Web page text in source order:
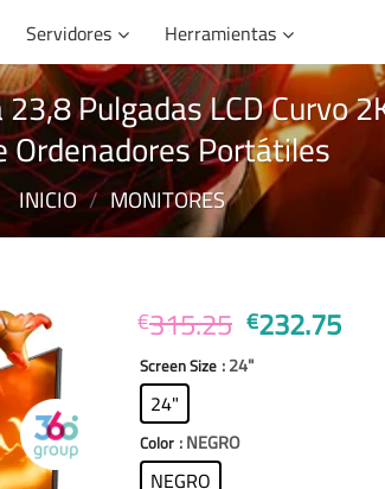
Servidores
Herramientas
Pulgadas LCD Curvo
Ordenadores Portátiles
INICIO / MONITORES
€315.25 El
precio
original
€232.75El
Screen Size : 24"
24"
Color : NEGRO
NEGRO